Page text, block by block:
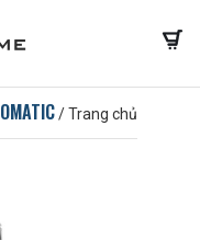
/Trang chủ